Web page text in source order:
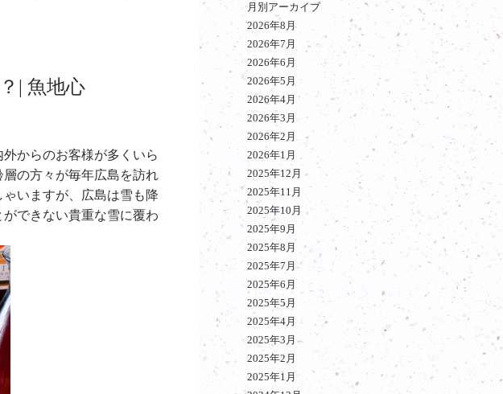
| 魚地心
からのお客様が多くいら
の方々が毎年広島を訪れ
いますが、広島は雪も降
できない貴重な雪に覆わ
月別アーカイブ
2026年8月
2026年7月
2026年6月
2026年5月
2026年4月
2026年3月
2026年2月
2026年1月
2025年12月
2025年11月
2025年10月
2025年9月
2025年8月
2025年7月
2025年6月
2025年5月
2025年4月
2025年3月
2025年2月
2025年1月